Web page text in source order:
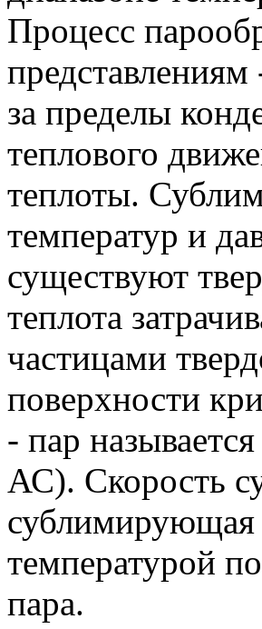
Процесс
за пределы
теплового
теплоты.
температур и
существуют
теплота
частицами
поверхности
- пар
АС). Скорость
сублимирующая
температурой
пара.